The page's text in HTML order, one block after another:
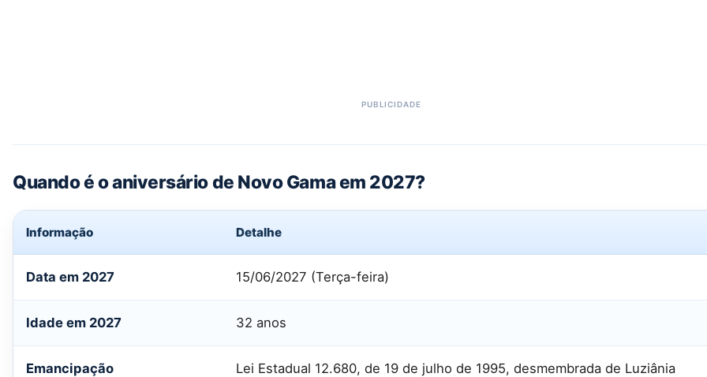
Quando é o aniversário de Novo Gama em 2027?
Informação Detalhe
Data em 2027 15/06/2027 (Terça-feira)
Idade em 2027 32 anos
Emancipação Lei Estadual 12.680, de 19 de julho de 1995, desmembrada de Luziânia